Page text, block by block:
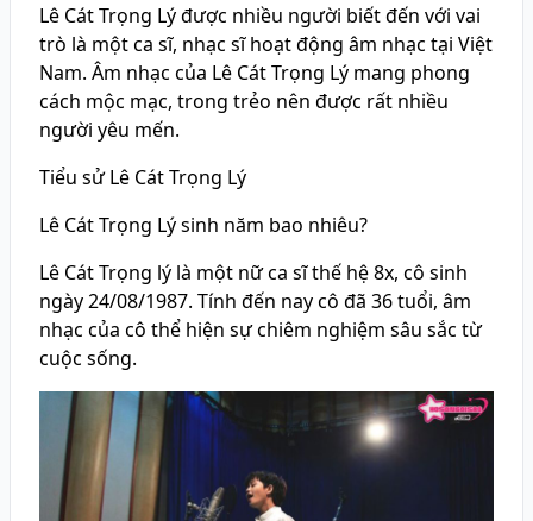
Lê Cát Trọng Lý được nhiều người biết đến với vai
trò là một ca sĩ, nhạc sĩ hoạt động âm nhạc tại Việt
Nam. Âm nhạc của Lê Cát Trọng Lý mang phong
cách mộc mạc, trong trẻo nên được rất nhiều
người yêu mến.
Tiểu sử Lê Cát Trọng Lý
Lê Cát Trọng Lý sinh năm bao nhiêu?
Lê Cát Trọng lý là một nữ ca sĩ thế hệ 8x, cô sinh
ngày 24/08/1987. Tính đến nay cô đã 36 tuổi, âm
nhạc của cô thể hiện sự chiêm nghiệm sâu sắc từ
cuộc sống.